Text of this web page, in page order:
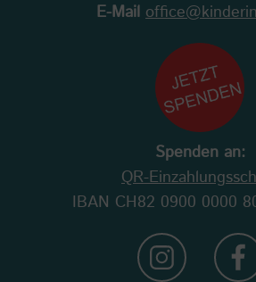
E-Mail
Spenden an:
QR-
IBAN CH82 0900 0000